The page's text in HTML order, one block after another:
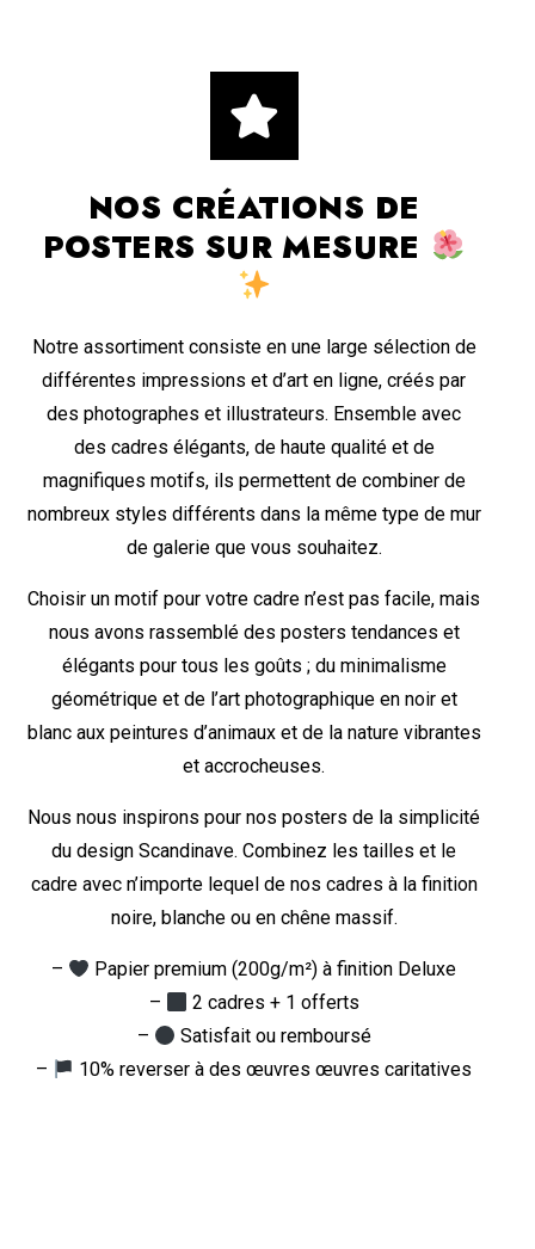
NOS CRÉATIONS DE
POSTERS SUR MESURE
Notre assortiment consiste en une large sélection de
différentes impressions et d’art en ligne, créés par
des photographes et illustrateurs. Ensemble avec
des cadres élégants, de haute qualité et de
magnifiques motifs, ils permettent de combiner de
nombreux styles différents dans la même type de mur
de galerie que vous souhaitez.
Choisir un motif pour votre cadre n’est pas facile, mais
nous avons rassemblé des posters tendances et
élégants pour tous les goûts ; du minimalisme
géométrique et de l’art photographique en noir et
blanc aux peintures d’animaux et de la nature vibrantes
et accrocheuses.
Nous nous inspirons pour nos posters de la simplicité
du design Scandinave. Combinez les tailles et le
cadre avec n’importe lequel de nos cadres à la finition
noire, blanche ou en chêne massif.
–
Papier premium (200g/m²) à finition Deluxe
–
2 cadres + 1 offerts
–
Satisfait ou remboursé
–
10% reverser à des œuvres œuvres caritatives